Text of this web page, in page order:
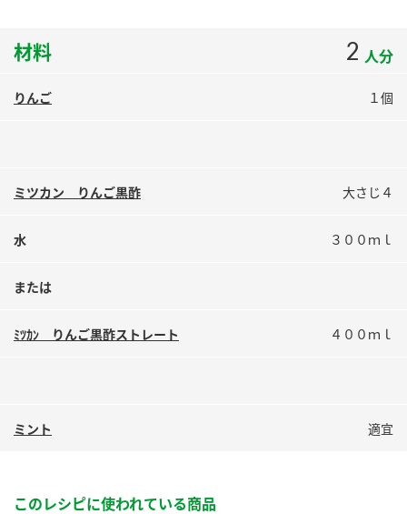
ぽん酢サワー
地図から取り扱い店舗を探す
業務用サイト ミツカングループについて 製造所固有記号一覧
材料 2 人分
りんご １個
ミツカン りんご黒酢 大さじ４
水 ３００ｍｌ
または
ﾐﾂｶﾝ りんご黒酢ストレート ４００ｍｌ
ミント 適宜
このレシピに使われている商品